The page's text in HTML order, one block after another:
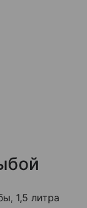
1,5 литра